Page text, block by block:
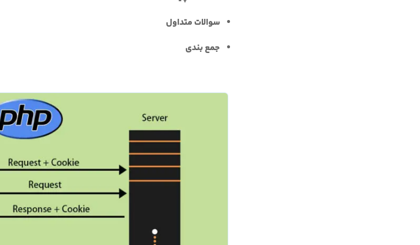
سوالات متداول
جمع بندی